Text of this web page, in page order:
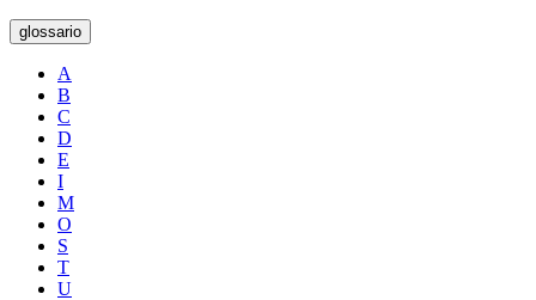
glossario
A
B
C
D
E
I
M
O
S
T
U